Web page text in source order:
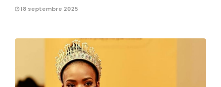
18 septembre 2025